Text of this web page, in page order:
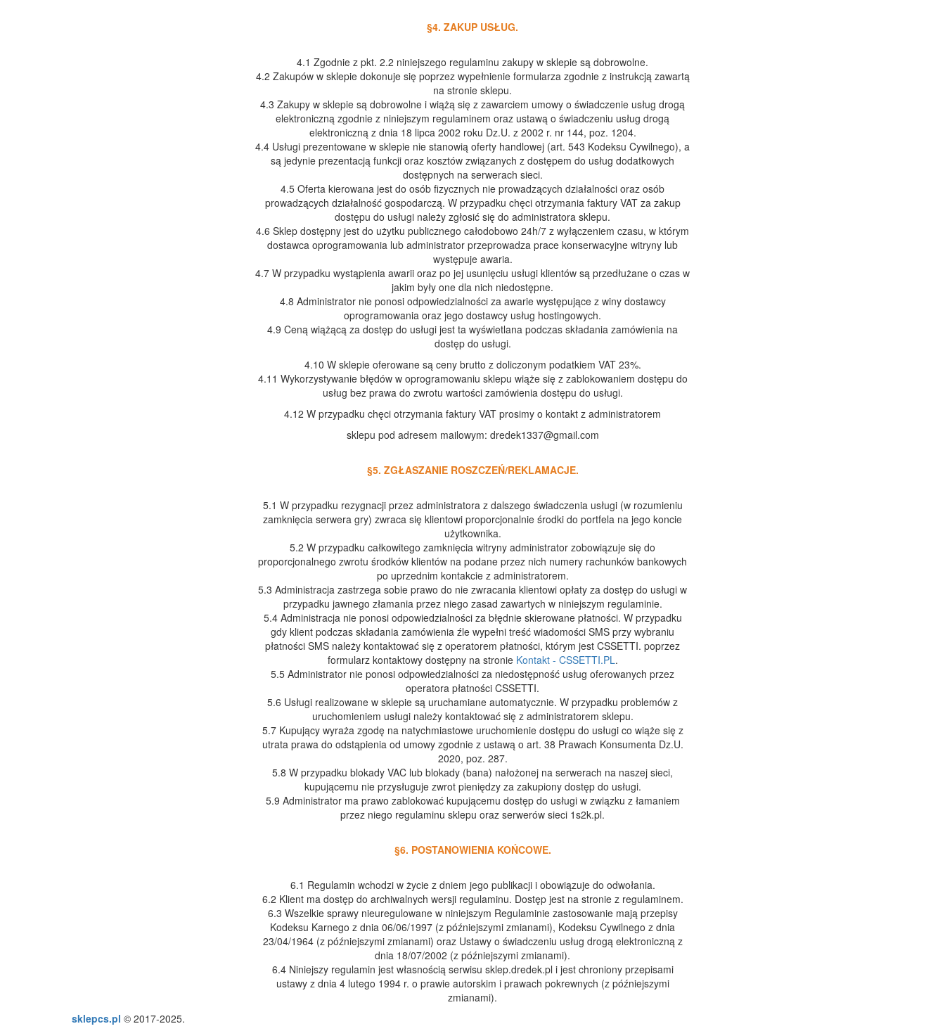
§4. ZAKUP USŁUG.
4.1 Zgodnie z pkt. 2.2 niniejszego regulaminu zakupy w sklepie są dobrowolne.
4.2 Zakupów w sklepie dokonuje się poprzez wypełnienie formularza zgodnie z instrukcją zawartą
na stronie sklepu.
4.3 Zakupy w sklepie są dobrowolne i wiążą się z zawarciem umowy o świadczenie usług drogą
elektroniczną zgodnie z niniejszym regulaminem oraz ustawą o świadczeniu usług drogą
elektroniczną z dnia 18 lipca 2002 roku Dz.U. z 2002 r. nr 144, poz. 1204.
4.4 Usługi prezentowane w sklepie nie stanowią oferty handlowej (art. 543 Kodeksu Cywilnego), a
są jedynie prezentacją funkcji oraz kosztów związanych z dostępem do usług dodatkowych
dostępnych na serwerach sieci.
4.5 Oferta kierowana jest do osób fizycznych nie prowadzących działalności oraz osób
prowadzących działalność gospodarczą. W przypadku chęci otrzymania faktury VAT za zakup
dostępu do usługi należy zgłosić się do administratora sklepu.
4.6 Sklep dostępny jest do użytku publicznego całodobowo 24h/7 z wyłączeniem czasu, w którym
dostawca oprogramowania lub administrator przeprowadza prace konserwacyjne witryny lub
występuje awaria.
4.7 W przypadku wystąpienia awarii oraz po jej usunięciu usługi klientów są przedłużane o czas w
jakim były one dla nich niedostępne.
4.8 Administrator nie ponosi odpowiedzialności za awarie występujące z winy dostawcy
oprogramowania oraz jego dostawcy usług hostingowych.
4.9 Ceną wiążącą za dostęp do usługi jest ta wyświetlana podczas składania zamówienia na
dostęp do usługi.
4.10 W sklepie oferowane są ceny brutto z doliczonym podatkiem VAT 23%.
4.11 Wykorzystywanie błędów w oprogramowaniu sklepu wiąże się z zablokowaniem dostępu do
usług bez prawa do zwrotu wartości zamówienia dostępu do usługi.
4.12 W przypadku chęci otrzymania faktury VAT prosimy o kontakt z administratorem
sklepu pod adresem mailowym: dredek1337@gmail.com
§5. ZGŁASZANIE ROSZCZEŃ/REKLAMACJE.
5.1 W przypadku rezygnacji przez administratora z dalszego świadczenia usługi (w rozumieniu
zamknięcia serwera gry) zwraca się klientowi proporcjonalnie środki do portfela na jego koncie
użytkownika.
5.2 W przypadku całkowitego zamknięcia witryny administrator zobowiązuje się do
proporcjonalnego zwrotu środków klientów na podane przez nich numery rachunków bankowych
po uprzednim kontakcie z administratorem.
5.3 Administracja zastrzega sobie prawo do nie zwracania klientowi opłaty za dostęp do usługi w
przypadku jawnego złamania przez niego zasad zawartych w niniejszym regulaminie.
5.4 Administracja nie ponosi odpowiedzialności za błędnie skierowane płatności. W przypadku
gdy klient podczas składania zamówienia źle wypełni treść wiadomości SMS przy wybraniu
płatności SMS należy kontaktować się z operatorem płatności, którym jest CSSETTI. poprzez
formularz kontaktowy dostępny na stronie Kontakt - CSSETTI.PL.
5.5 Administrator nie ponosi odpowiedzialności za niedostępność usług oferowanych przez
operatora płatności CSSETTI.
5.6 Usługi realizowane w sklepie są uruchamiane automatycznie. W przypadku problemów z
uruchomieniem usługi należy kontaktować się z administratorem sklepu.
5.7 Kupujący wyraża zgodę na natychmiastowe uruchomienie dostępu do usługi co wiąże się z
utrata prawa do odstąpienia od umowy zgodnie z ustawą o art. 38 Prawach Konsumenta Dz.U.
2020, poz. 287.
5.8 W przypadku blokady VAC lub blokady (bana) nałożonej na serwerach na naszej sieci,
kupującemu nie przysługuje zwrot pieniędzy za zakupiony dostęp do usługi.
5.9 Administrator ma prawo zablokować kupującemu dostęp do usługi w związku z łamaniem
przez niego regulaminu sklepu oraz serwerów sieci 1s2k.pl.
§6. POSTANOWIENIA KOŃCOWE.
6.1 Regulamin wchodzi w życie z dniem jego publikacji i obowiązuje do odwołania.
6.2 Klient ma dostęp do archiwalnych wersji regulaminu. Dostęp jest na stronie z regulaminem.
6.3 Wszelkie sprawy nieuregulowane w niniejszym Regulaminie zastosowanie mają przepisy
Kodeksu Karnego z dnia 06/06/1997 (z późniejszymi zmianami), Kodeksu Cywilnego z dnia
23/04/1964 (z późniejszymi zmianami) oraz Ustawy o świadczeniu usług drogą elektroniczną z
dnia 18/07/2002 (z późniejszymi zmianami).
6.4 Niniejszy regulamin jest własnością serwisu sklep.dredek.pl i jest chroniony przepisami
ustawy z dnia 4 lutego 1994 r. o prawie autorskim i prawach pokrewnych (z późniejszymi
zmianami).
sklepcs.pl © 2017-2025.